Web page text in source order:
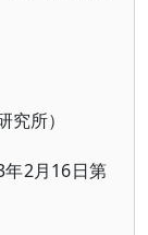
究所）
年2月16日第